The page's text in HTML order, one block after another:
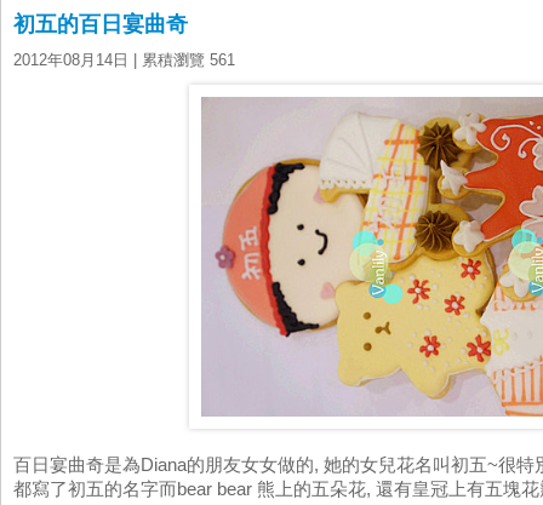
初五的百日宴曲奇
2012年08月14日 | 累積瀏覽 561
百日宴曲奇是為Diana的朋友女女做的, 她的女兒花名叫初五~很
都寫了初五的名字而bear bear 熊上的五朵花, 還有皇冠上有五塊